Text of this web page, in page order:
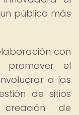
público más
con
promover el
a las
de sitios
de